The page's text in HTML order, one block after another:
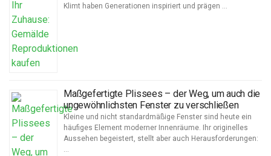
Klimt haben Generationen inspiriert und prägen …
Maßgefertigte Plissees – der Weg, um auch die
ungewöhnlichsten Fenster zu verschließen
Kleine und nicht standardmäßige Fenster sind heute ein
häufiges Element moderner Innenräume. Ihr originelles
Aussehen begeistert, stellt aber auch Herausforderungen: